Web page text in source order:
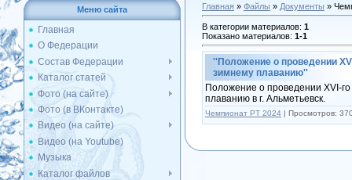
Меню сайта
Главная
О Федерации
Состав Федерации
Каталог статей
Фото (на сайте)
Фото (в ВКонтакте)
Видео (на сайте)
Видео (на Youtube)
Музыка
Каталог файлов
Главная » Файлы » Документы »
В категории материалов: 1
Показано материалов: 1-1
''Положение о проведении
зимнему плаванию''
Положение о проведении XVI-
плаванию в г. Альметьевск.
Чемпионат РТ 2024 | Просмотров: